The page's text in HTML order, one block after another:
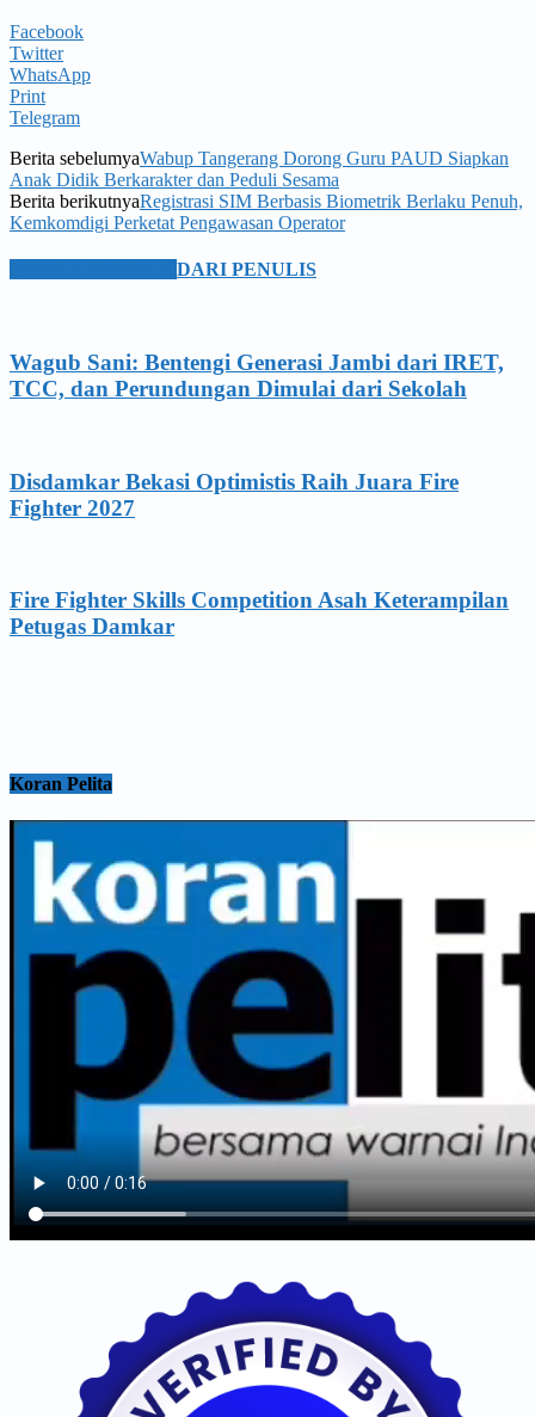
Facebook
Twitter
WhatsApp
Print
Telegram
Berita sebelumyaWabup Tangerang Dorong Guru PAUD Siapkan
Anak Didik Berkarakter dan Peduli Sesama
Berita berikutnyaRegistrasi SIM Berbasis Biometrik Berlaku Penuh,
Kemkomdigi Perketat Pengawasan Operator
DARI PENULIS
Wagub Sani: Bentengi Generasi Jambi dari IRET,
TCC, dan Perundungan Dimulai dari Sekolah
Disdamkar Bekasi Optimistis Raih Juara Fire
Fighter 2027
Fire Fighter Skills Competition Asah Keterampilan
Petugas Damkar
Koran Pelita